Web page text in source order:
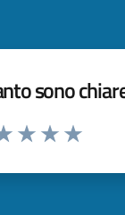
sono
da 1 a 5 stelle la pagina